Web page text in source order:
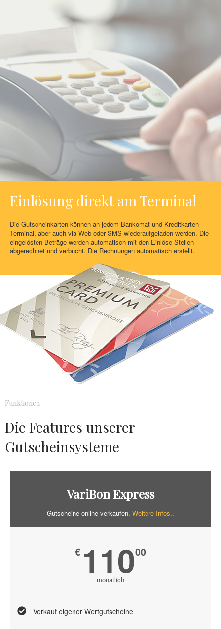
Einlösung direkt am Terminal
Die Gutscheinkarten können an jedem Bankomat und Kreditkarten
Terminal, aber auch via Web oder SMS wiederaufgeladen werden. Die
eingelösten Beträge werden automatisch mit den Einlöse-Stellen
abgerechnet und verbucht. Die Rechnungen automatisch erstellt.
Funktionen
Die Features unserer
Gutscheinsysteme
VariBon Express
Gutscheine online verkaufen. Weitere Infos..
€ 11000
monatlich
Verkauf eigener Wertgutscheine